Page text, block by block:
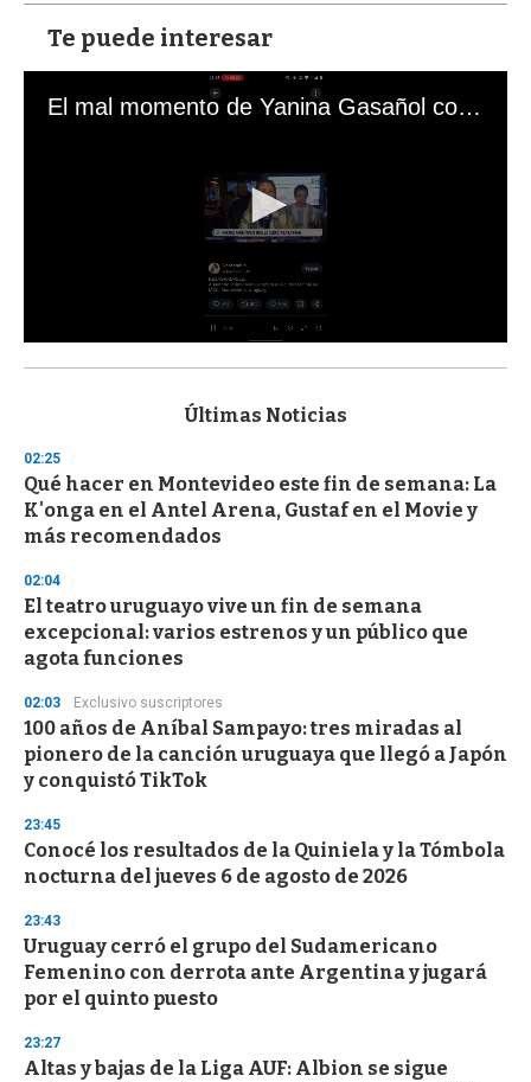
Te puede interesar
El mal momento de Yanina Gasañol con un hincha argentino en "Subrayado"
s
d
s
o
f
3
s
e
c
o
n
Últimas Noticias
02:25
Qué hacer en Montevideo este fin de semana: La
K'onga en el Antel Arena, Gustaf en el Movie y
más recomendados
02:04
El teatro uruguayo vive un fin de semana
excepcional: varios estrenos y un público que
agota funciones
02:03 Exclusivo suscriptores
100 años de Aníbal Sampayo: tres miradas al
pionero de la canción uruguaya que llegó a Japón
y conquistó TikTok
23:45
Conocé los resultados de la Quiniela y la Tómbola
nocturna del jueves 6 de agosto de 2026
23:43
Uruguay cerró el grupo del Sudamericano
Femenino con derrota ante Argentina y jugará
por el quinto puesto
23:27
Altas y bajas de la Liga AUF: Albion se sigue